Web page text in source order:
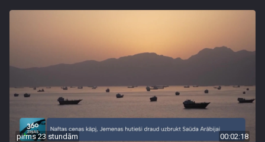
pirms 23 stundām 00:02:18